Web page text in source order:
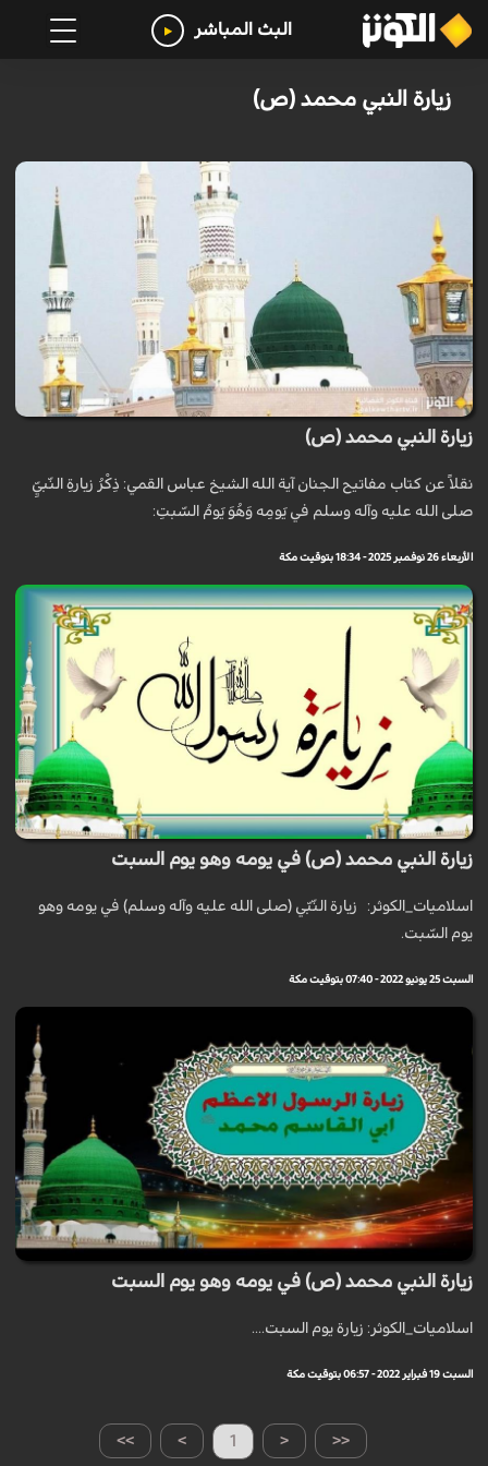
البث المباشر
زيارة النبي محمد (ص)
زيارة النبي محمد (ص)
نقلاً عن كتاب مفاتيح الجنان آية الله الشيخ عباس القمي: ذِكْرُ زيارةِ النّبيِّ
صلى الله عليه وآله وسلم في يَومِه وَهُوَ يَومُ السّبتِ:
الأربعاء 26 نوفمبر 2025 - 18:34 بتوقيت مكة
زيارة النبي محمد (ص) في يومه وهو يوم السبت
اسلاميات_الكوثر: زيارة النّبّي (صلى الله عليه وآله وسلم) في يومه وهو
يوم السّبت.
السبت 25 يونيو 2022 - 07:40 بتوقيت مكة
زيارة النبي محمد (ص) في يومه وهو يوم السبت
اسلاميات_الكوثر: زيارة يوم السبت....
السبت 19 فبراير 2022 - 06:57 بتوقيت مكة
>> > 1 < <<